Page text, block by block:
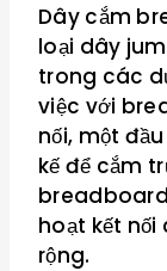
Dây cắm
loại dây
trong các
việc với
nối, một
kế để cắm
hoạt kết
rộng.